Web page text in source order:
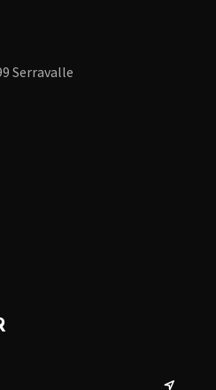
Serravalle